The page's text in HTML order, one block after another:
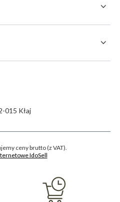
015 Kłaj
ceny brutto (z VAT).